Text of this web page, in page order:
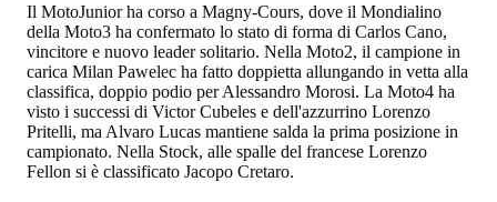
Il MotoJunior ha corso a Magny-Cours, dove il Mondialino
della Moto3 ha confermato lo stato di forma di Carlos Cano,
vincitore e nuovo leader solitario. Nella Moto2, il campione in
carica Milan Pawelec ha fatto doppietta allungando in vetta alla
classifica, doppio podio per Alessandro Morosi. La Moto4 ha
visto i successi di Victor Cubeles e dell'azzurrino Lorenzo
Pritelli, ma Alvaro Lucas mantiene salda la prima posizione in
campionato. Nella Stock, alle spalle del francese Lorenzo
Fellon si è classificato Jacopo Cretaro.